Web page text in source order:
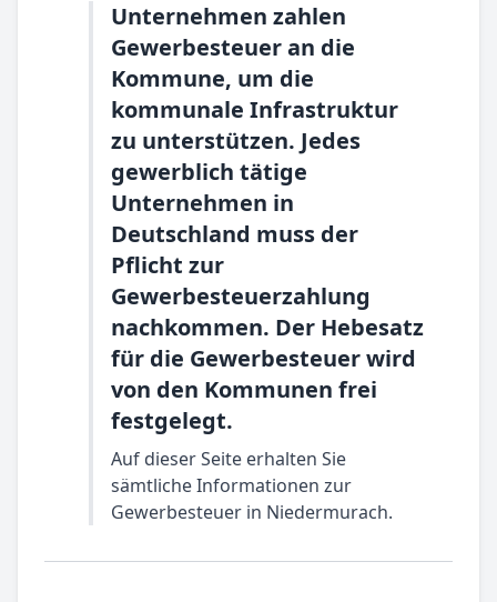
Unternehmen zahlen
Gewerbesteuer an die
Kommune, um die
kommunale Infrastruktur
zu unterstützen. Jedes
gewerblich tätige
Unternehmen in
Deutschland muss der
Pflicht zur
Gewerbesteuerzahlung
nachkommen. Der Hebesatz
für die Gewerbesteuer wird
von den Kommunen frei
festgelegt.
Auf dieser Seite erhalten Sie
sämtliche Informationen zur
Gewerbesteuer in Niedermurach.